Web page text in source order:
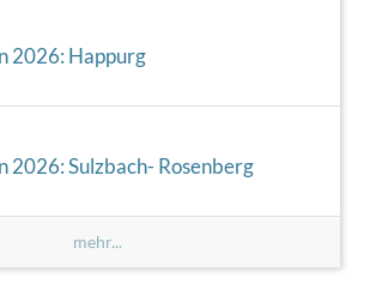
2026: Happurg
2026: Sulzbach- Rosenberg
mehr...